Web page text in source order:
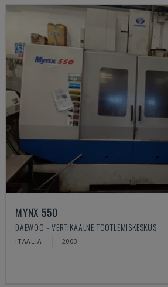
MYNX 550
DAEWOO - VERTIKAALNE TÖÖTLEMISKESKUS
ITAALIA 2003